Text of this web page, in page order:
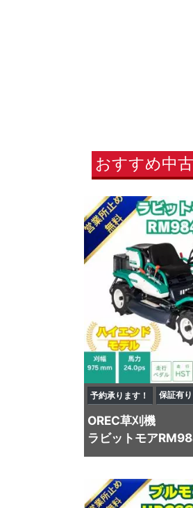
おすすめ中
予約承ります！ 保証有り
OREC草刈機
ラビットモア